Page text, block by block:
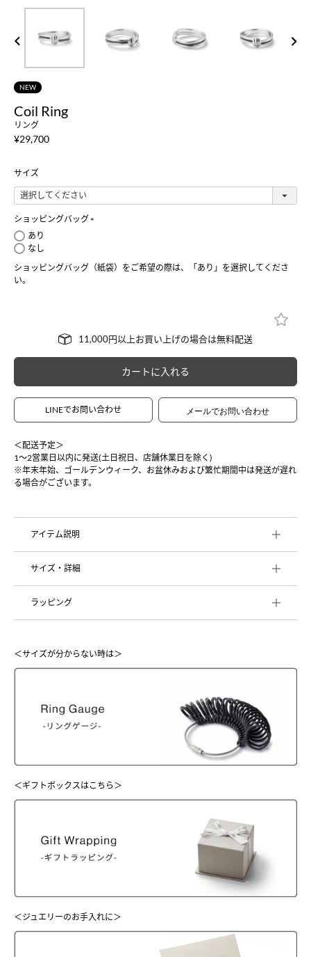
NEXT
NEW
Coil Ring
リング
¥29,700
サイズ
ショッピングバッグ
あり
なし
ショッピングバッグ（紙袋）をご希望の際は、「あり」を選択してくださ
い。
カートに入れる
LINEでお問い合わせ
＜配送予定＞
1〜2営業日以内に発送(土日祝日、店舗休業日を除く)
※年末年始、ゴールデンウィーク、お盆休みおよび繁忙期間中は発送が遅れ
る場合がございます。
アイテム説明
サイズ・詳細
ラッピング
＜サイズが分からない時は＞
＜ギフトボックスはこちら＞
＜ジュエリーのお手入れに＞